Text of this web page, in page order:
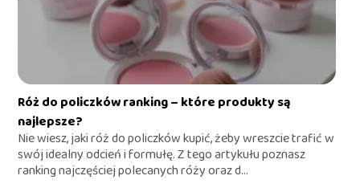
Róż do policzków ranking – które produkty są
najlepsze?
Nie wiesz, jaki róż do policzków kupić, żeby wreszcie trafić w
swój idealny odcień i formułę. Z tego artykułu poznasz
ranking najczęściej polecanych róży oraz d...